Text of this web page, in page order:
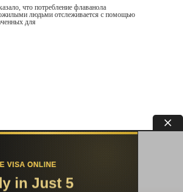
что потребление флаванола
людьми отслеживается с помощью
для